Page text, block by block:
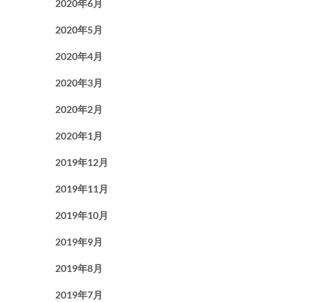
2020年6月
2020年5月
2020年4月
2020年3月
2020年2月
2020年1月
2019年12月
2019年11月
2019年10月
2019年9月
2019年8月
2019年7月